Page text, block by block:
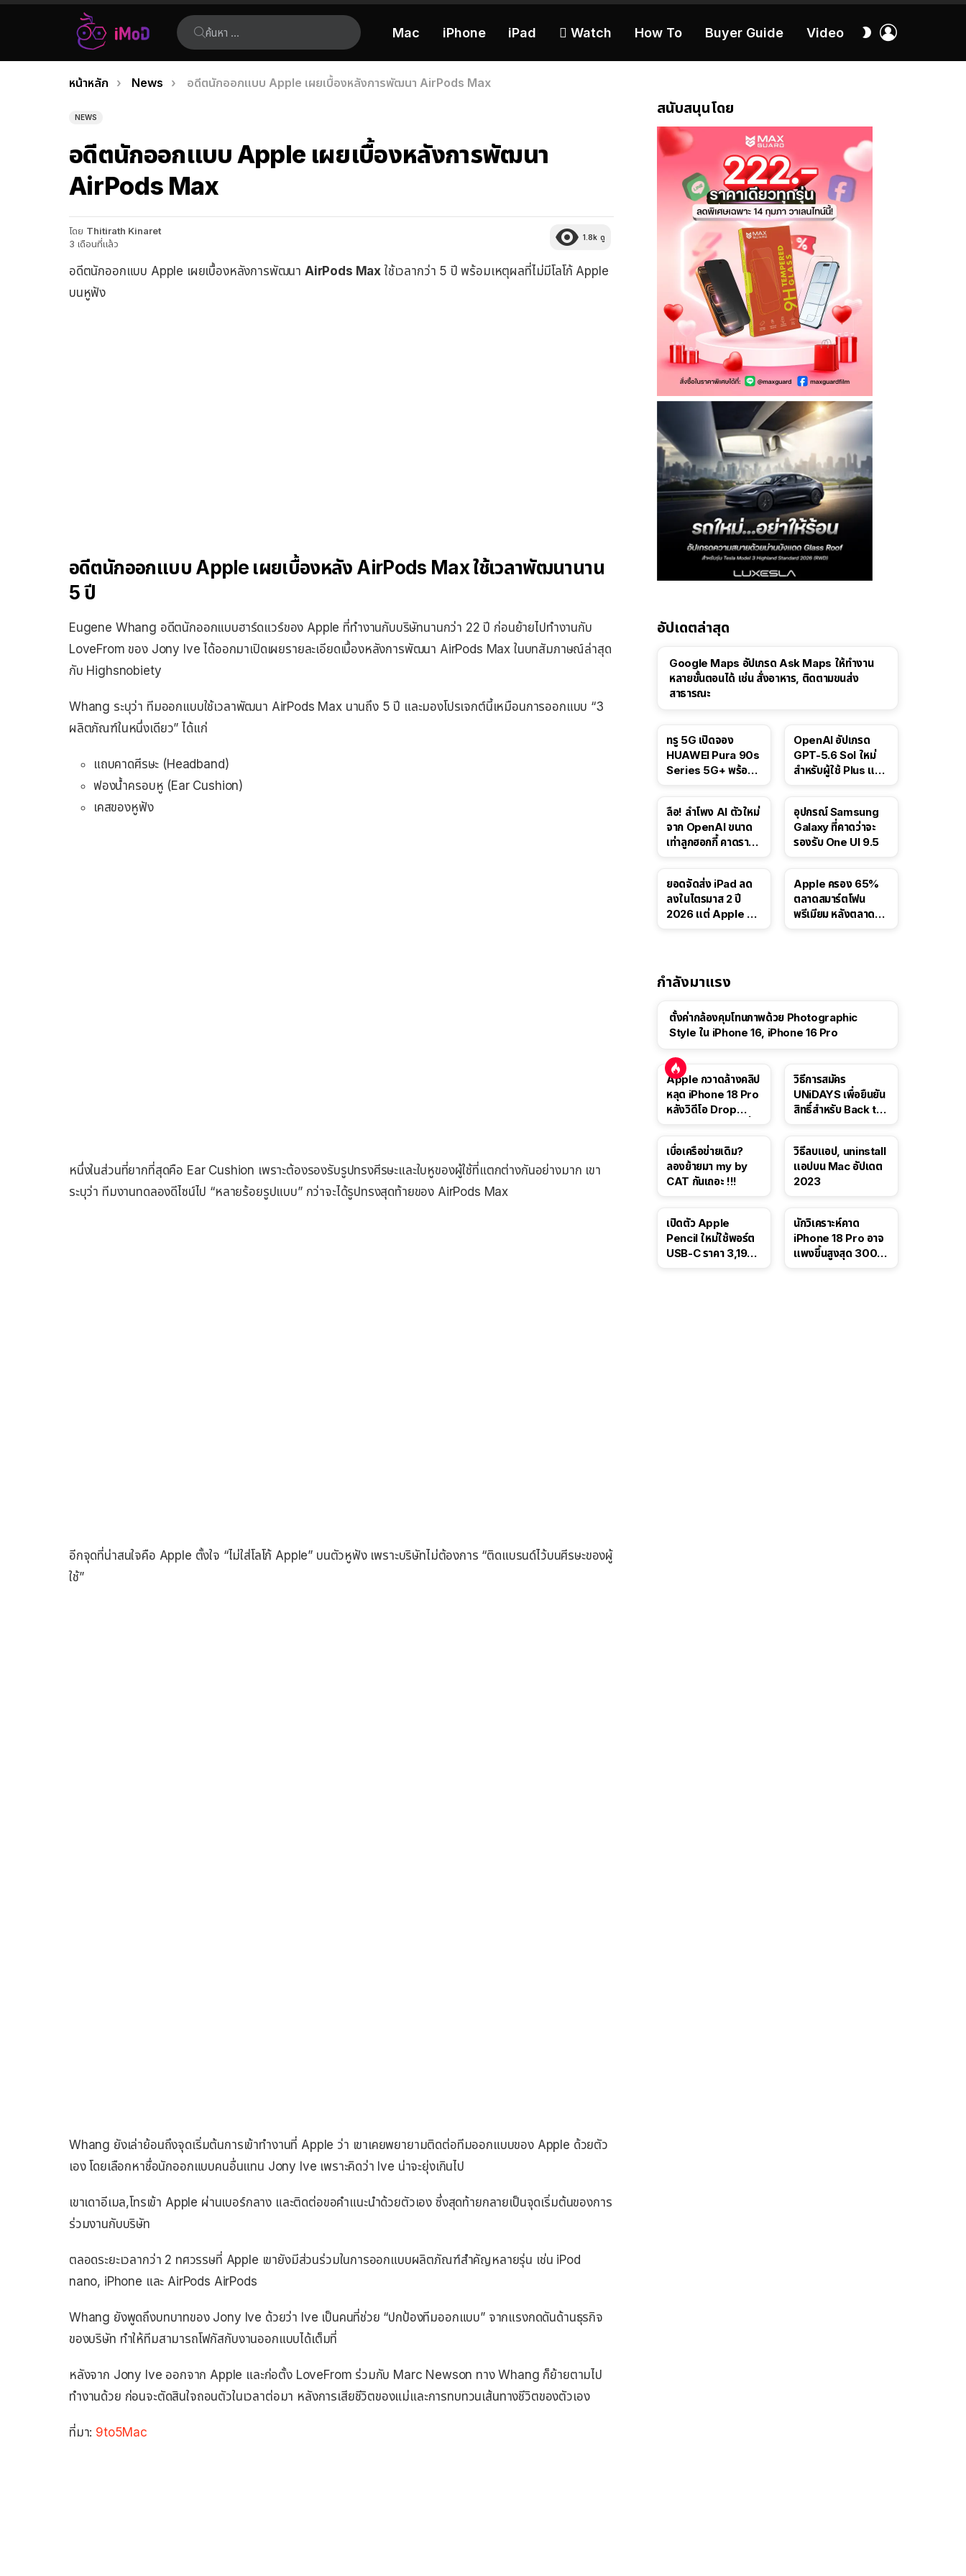
ค้นหา:
Mac iPhone iPad  Watch How To Buyer Guide Video
สลับ
เรื่อง
ล่าสุด
คุณอยู่ที่นี่:
หน้าหลัก News อดีตนักออกแบบ Apple เผยเบื้องหลังการพัฒนา AirPods Max
NEWS
อดีตนักออกแบบ Apple เผยเบื้องหลังการพัฒนา
AirPods Max
โดย Thitirath Kinaret
3 เดือนที่แล้ว
1.8k ดู
อดีตนักออกแบบ Apple เผยเบื้องหลังการพัฒนา AirPods Max ใช้เวลากว่า 5 ปี พร้อมเหตุผลที่ไม่มีโลโก้ Apple
บนหูฟัง
อดีตนักออกแบบ Apple เผยเบื้องหลัง AirPods Max ใช้เวลาพัฒนานาน
5 ปี
Eugene Whang อดีตนักออกแบบฮาร์ดแวร์ของ Apple ที่ทำงานกับบริษัทนานกว่า 22 ปี ก่อนย้ายไปทำงานกับ
LoveFrom ของ Jony Ive ได้ออกมาเปิดเผยรายละเอียดเบื้องหลังการพัฒนา AirPods Max ในบทสัมภาษณ์ล่าสุด
กับ Highsnobiety
Whang ระบุว่า ทีมออกแบบใช้เวลาพัฒนา AirPods Max นานถึง 5 ปี และมองโปรเจกต์นี้เหมือนการออกแบบ “3
ผลิตภัณฑ์ในหนึ่งเดียว” ได้แก่
แถบคาดศีรษะ (Headband)
ฟองน้ำครอบหู (Ear Cushion)
เคสของหูฟัง
หนึ่งในส่วนที่ยากที่สุดคือ Ear Cushion เพราะต้องรองรับรูปทรงศีรษะและใบหูของผู้ใช้ที่แตกต่างกันอย่างมาก เขา
ระบุว่า ทีมงานทดลองดีไซน์ไป “หลายร้อยรูปแบบ” กว่าจะได้รูปทรงสุดท้ายของ AirPods Max
อีกจุดที่น่าสนใจคือ Apple ตั้งใจ “ไม่ใส่โลโก้ Apple” บนตัวหูฟัง เพราะบริษัทไม่ต้องการ “ติดแบรนด์ไว้บนศีรษะของผู้
ใช้”
Whang ยังเล่าย้อนถึงจุดเริ่มต้นการเข้าทำงานที่ Apple ว่า เขาเคยพยายามติดต่อทีมออกแบบของ Apple ด้วยตัว
เอง โดยเลือกหาชื่อนักออกแบบคนอื่นแทน Jony Ive เพราะคิดว่า Ive น่าจะยุ่งเกินไป
เขาเดาอีเมล,โทรเข้า Apple ผ่านเบอร์กลาง และติดต่อขอคำแนะนำด้วยตัวเอง ซึ่งสุดท้ายกลายเป็นจุดเริ่มต้นของการ
ร่วมงานกับบริษัท
ตลอดระยะเวลากว่า 2 ทศวรรษที่ Apple เขายังมีส่วนร่วมในการออกแบบผลิตภัณฑ์สำคัญหลายรุ่น เช่น iPod
nano, iPhone และ AirPods AirPods
Whang ยังพูดถึงบทบาทของ Jony Ive ด้วยว่า Ive เป็นคนที่ช่วย “ปกป้องทีมออกแบบ” จากแรงกดดันด้านธุรกิจ
ของบริษัท ทำให้ทีมสามารถโฟกัสกับงานออกแบบได้เต็มที่
หลังจาก Jony Ive ออกจาก Apple และก่อตั้ง LoveFrom ร่วมกับ Marc Newson ทาง Whang ก็ย้ายตามไป
ทำงานด้วย ก่อนจะตัดสินใจถอนตัวในเวลาต่อมา หลังการเสียชีวิตของแม่และการทบทวนเส้นทางชีวิตของตัวเอง
ที่มา: 9to5Mac
สนับสนุนโดย
อัปเดตล่าสุด
Google Maps อัปเกรด Ask Maps ให้ทำงาน
หลายขั้นตอนได้ เช่น สั่งอาหาร, ติดตามขนส่ง
สาธารณะ
ทรู 5G เปิดจอง
HUAWEI Pura 90s
Series 5G+ พร้อม
OpenAI อัปเกรด
GPT-5.6 Sol ใหม่
สำหรับผู้ใช้ Plus และ
ลือ! ลำโพง AI ตัวใหม่
จาก OpenAI ขนาด
เท่าลูกฮอกกี้ คาดราคา
อุปกรณ์ Samsung
Galaxy ที่คาดว่าจะ
รองรับ One UI 9.5
ยอดจัดส่ง iPad ลด
ลงในไตรมาส 2 ปี
2026 แต่ Apple ยัง
Apple ครอง 65%
ตลาดสมาร์ตโฟน
พรีเมียม หลังตลาดทำ
กำลังมาแรง
ตั้งค่ากล้องคุมโทนภาพด้วย Photographic
Style ใน iPhone 16, iPhone 16 Pro
Apple กวาดล้างคลิป
หลุด iPhone 18 Pro
หลังวิดีโอ Drop
วิธีการสมัคร
UNiDAYS เพื่อยืนยัน
สิทธิ์สำหรับ Back to
เบื่อเครือข่ายเดิม?
ลองย้ายมา my by
CAT กันเถอะ !!!
วิธีลบแอป, uninstall
แอปบน Mac อัปเดต
2023
เปิดตัว Apple
Pencil ใหม่ใช้พอร์ต
USB-C ราคา 3,190
นักวิเคราะห์คาด
iPhone 18 Pro อาจ
แพงขึ้นสูงสุด 300